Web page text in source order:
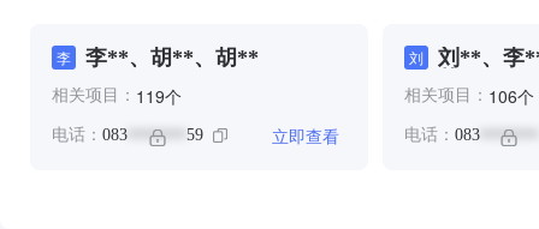
李 李**、胡**、胡**
相关项目： 119个
电话： 083 ******* 59 立即查看
刘
刘**、李
相关项目： 106个
电话： 083*******